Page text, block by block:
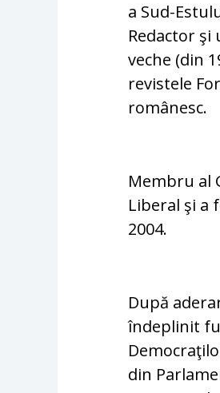
a Sud-
Redactor
veche (din
revistele
românesc.
Membru al
Liberal şi a
2004.
După
îndeplinit
din